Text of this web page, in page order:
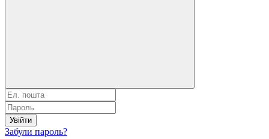
Увійти
Забули пароль?